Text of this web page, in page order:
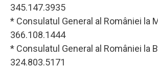
345.147.3935
* Consulatul General al României la
366.108.1444
* Consulatul General al României la
324.803.5171